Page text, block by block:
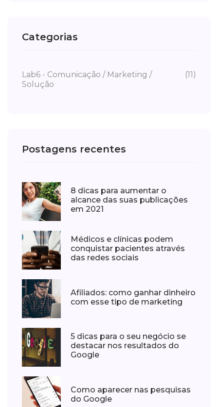
Categorias
Lab6 - Comunicação / Marketing /
Solução
(11)
Postagens recentes
8 dicas para aumentar o
alcance das suas publicações
em 2021
Médicos e clínicas podem
conquistar pacientes através
das redes sociais
Afiliados: como ganhar dinheiro
com esse tipo de marketing
5 dicas para o seu negócio se
destacar nos resultados do
Google
Como aparecer nas pesquisas
do Google